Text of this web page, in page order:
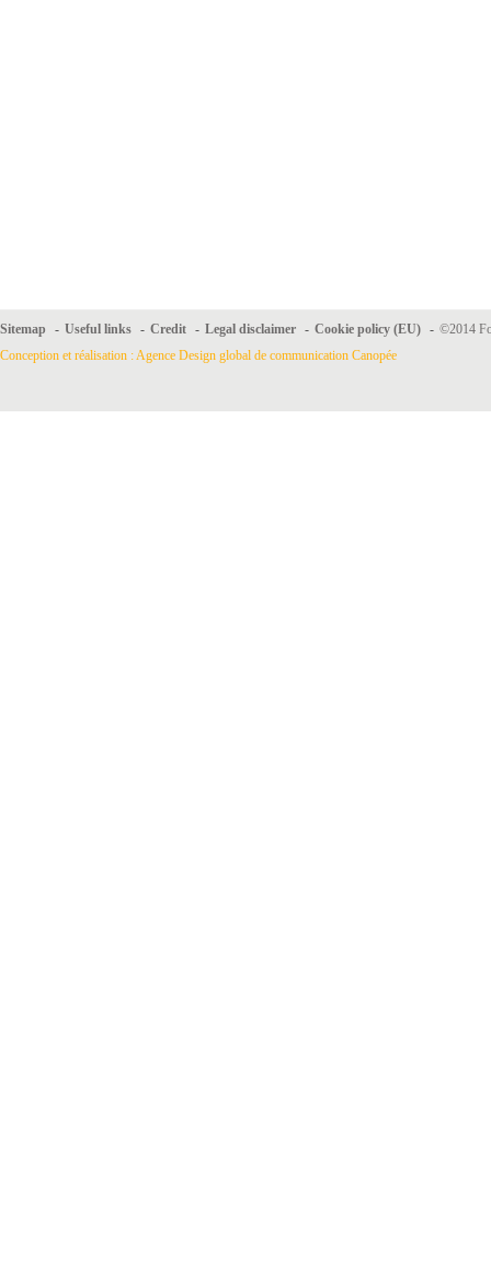
Sitemap - Useful links - Credit - Legal disclaimer - Cookie policy (EU) - ©2014
Conception et réalisation : Agence Design global de communication Canopée